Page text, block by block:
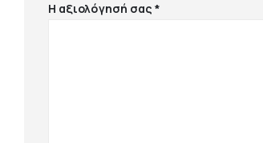
Η αξιολόγησή σας*